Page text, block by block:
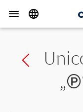
Previous
„℗